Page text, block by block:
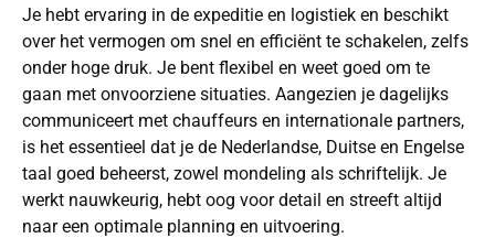
Je hebt ervaring in de expeditie en logistiek en beschikt
over het vermogen om snel en efficiënt te schakelen, zelfs
onder hoge druk. Je bent flexibel en weet goed om te
gaan met onvoorziene situaties. Aangezien je dagelijks
communiceert met chauffeurs en internationale partners,
is het essentieel dat je de Nederlandse, Duitse en Engelse
taal goed beheerst, zowel mondeling als schriftelijk. Je
werkt nauwkeurig, hebt oog voor detail en streeft altijd
naar een optimale planning en uitvoering.